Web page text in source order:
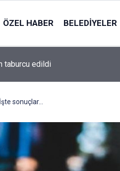
ÖZEL HABER BELEDIYELER
taburcu edildi
sonuçlar...